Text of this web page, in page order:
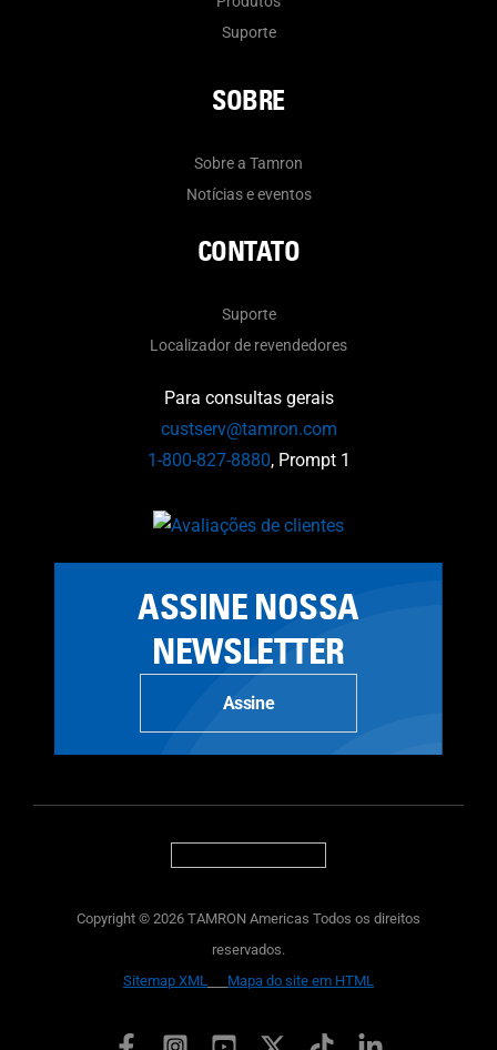
Suporte
SOBRE
Sobre a Tamron
Notícias e eventos
CONTATO
Suporte
Localizador de revendedores
Para consultas gerais
custserv@tamron.com
1-800-827-8880, Prompt 1
ASSINE NOSSA
NEWSLETTER
Assine
Copyright © 2026 TAMRON Americas Todos os direitos
reservados.
Sitemap XML
Mapa do site em HTML